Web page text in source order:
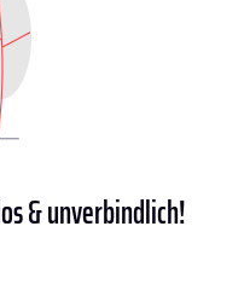
& unverbindlich!